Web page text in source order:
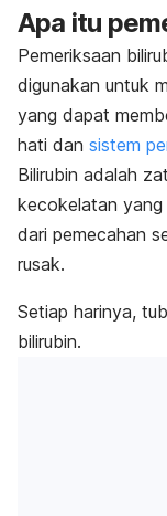
Apa itu
Pemeriksaan
digunakan untuk
yang dapat
hati dan sistem
Bilirubin adalah
kecokelatan yang
dari pemecahan
rusak.
Setiap harinya,
bilirubin.